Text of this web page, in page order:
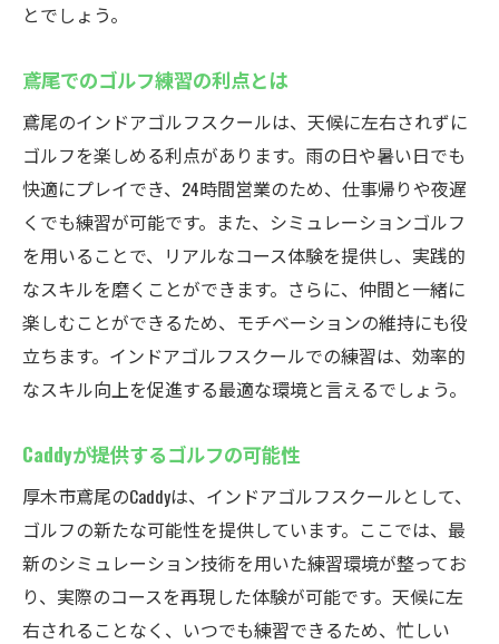
確実に上達するためのポイント
最新技術でインドアゴルフを楽しむ
進化するインドアゴルフの魅力
シミュレーション技術の活用法
リアルさを追求したゴルフ体験
最新機器を使った練習の利点
技術向上につながる練習方法
ゴルフの楽しさを再発見する旅
忙しい人に最適なインドアゴルフスクール
インドアならではの時間管理術
忙しい日常に合わせたゴルフ練習
プライベート空間での集中練習
手軽に始めるゴルフライフ
時間を有効活用する工夫
天候を気にせずゴルフを楽しむ方法
とでしょう。
鳶尾でのゴルフ練習の利点とは
鳶尾のインドアゴルフスクールは、天候に左右されずに
ゴルフを楽しめる利点があります。雨の日や暑い日でも
快適にプレイでき、24時間営業のため、仕事帰りや夜遅
くでも練習が可能です。また、シミュレーションゴルフ
を用いることで、リアルなコース体験を提供し、実践的
なスキルを磨くことができます。さらに、仲間と一緒に
楽しむことができるため、モチベーションの維持にも役
立ちます。インドアゴルフスクールでの練習は、効率的
なスキル向上を促進する最適な環境と言えるでしょう。
Caddyが提供するゴルフの可能性
厚木市鳶尾のCaddyは、インドアゴルフスクールとして、
ゴルフの新たな可能性を提供しています。ここでは、最
新のシミュレーション技術を用いた練習環境が整ってお
り、実際のコースを再現した体験が可能です。天候に左
右されることなく、いつでも練習できるため、忙しい